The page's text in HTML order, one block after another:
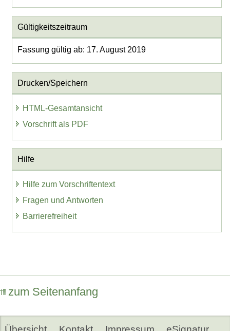
Gültigkeitszeitraum
Fassung gültig ab: 17. August 2019
Drucken/Speichern
HTML-Gesamtansicht
Vorschrift als PDF
Hilfe
Hilfe zum Vorschriftentext
Fragen und Antworten
Barrierefreiheit
zum Seitenanfang